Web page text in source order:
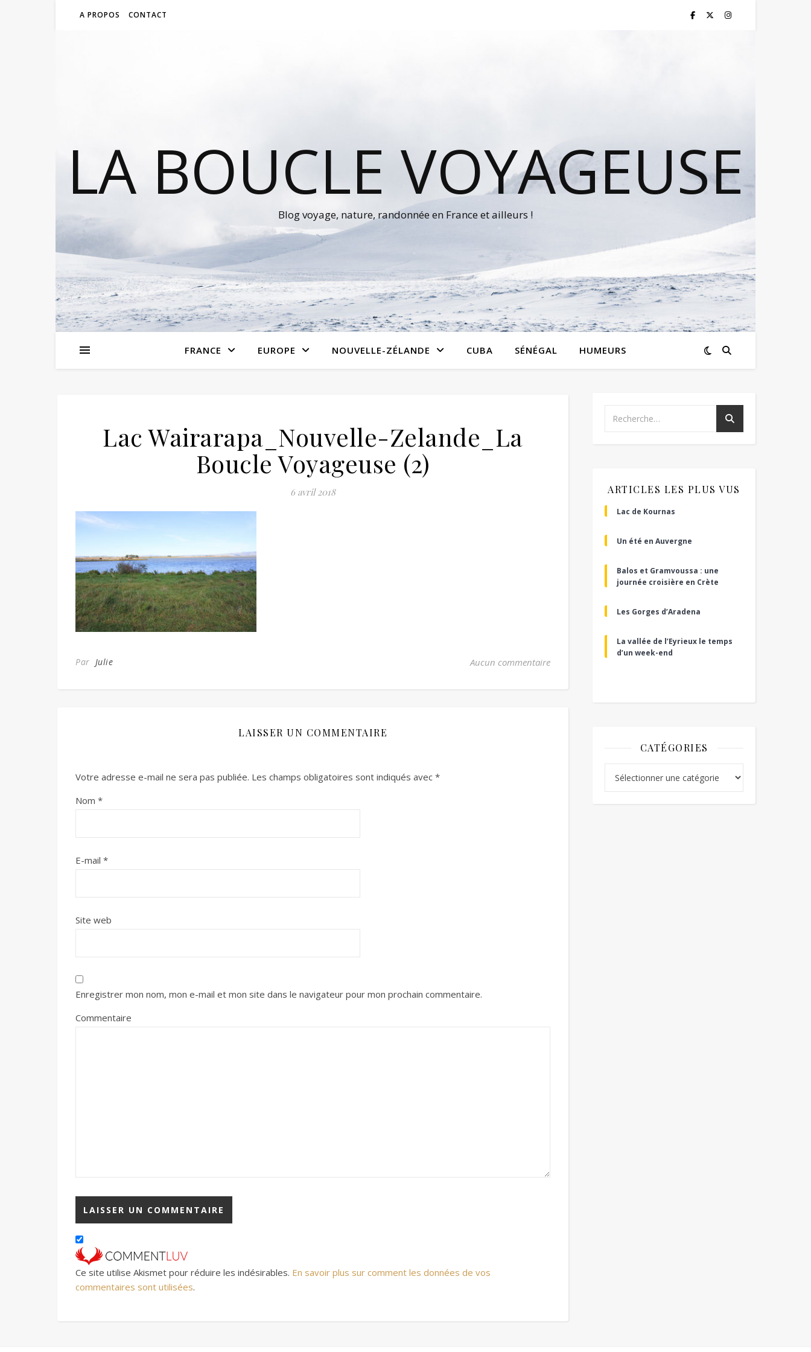
A PROPOS CONTACT
LA BOUCLE VOYAGEUSE
Blog voyage, nature, randonnée en France et ailleurs !
FRANCE EUROPE NOUVELLE-ZÉLANDE CUBA SÉNÉGAL HUMEURS
Lac Wairarapa_Nouvelle-Zelande_La
Boucle Voyageuse (2)
6 avril 2018
Par Julie Aucun commentaire
LAISSER UN COMMENTAIRE
Votre adresse e-mail ne sera pas publiée. Les champs obligatoires sont indiqués avec *
Nom *
E-mail *
Site web
Enregistrer mon nom, mon e-mail et mon site dans le navigateur pour mon prochain commentaire.
Commentaire
Ce site utilise Akismet pour réduire les indésirables. En savoir plus sur comment les données de vos
commentaires sont utilisées.
ARTICLES LES PLUS VUS
Lac de Kournas
Un été en Auvergne
Balos et Gramvoussa : une
journée croisière en Crète
Les Gorges d’Aradena
La vallée de l’Eyrieux le temps
d’un week-end
CATÉGORIES